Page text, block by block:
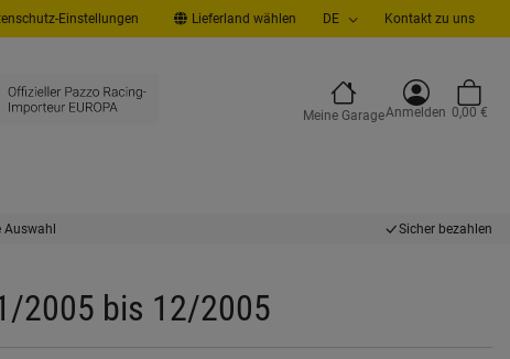
Einstellungen Lieferland wählen DE Kontakt zu uns
Meine GarageAnmelden 0,00 €
Auswahl Sicher bezahlen
2005 bis 12/2005